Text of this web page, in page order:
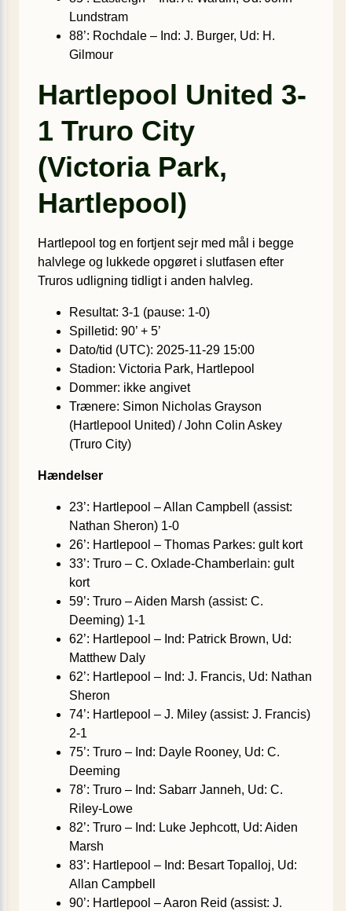
Lundstram
88’: Rochdale – Ind: J. Burger, Ud: H.
Gilmour
Hartlepool United 3-
1 Truro City
(Victoria Park,
Hartlepool)
Hartlepool tog en fortjent sejr med mål i begge
halvlege og lukkede opgøret i slutfasen efter
Truros udligning tidligt i anden halvleg.
Resultat: 3-1 (pause: 1-0)
Spilletid: 90’ + 5’
Dato/tid (UTC): 2025-11-29 15:00
Stadion: Victoria Park, Hartlepool
Dommer: ikke angivet
Trænere: Simon Nicholas Grayson
(Hartlepool United) / John Colin Askey
(Truro City)
Hændelser
23’: Hartlepool – Allan Campbell (assist:
Nathan Sheron) 1-0
26’: Hartlepool – Thomas Parkes: gult kort
33’: Truro – C. Oxlade-Chamberlain: gult
kort
59’: Truro – Aiden Marsh (assist: C.
Deeming) 1-1
62’: Hartlepool – Ind: Patrick Brown, Ud:
Matthew Daly
62’: Hartlepool – Ind: J. Francis, Ud: Nathan
Sheron
74’: Hartlepool – J. Miley (assist: J. Francis)
2-1
75’: Truro – Ind: Dayle Rooney, Ud: C.
Deeming
78’: Truro – Ind: Sabarr Janneh, Ud: C.
Riley-Lowe
82’: Truro – Ind: Luke Jephcott, Ud: Aiden
Marsh
83’: Hartlepool – Ind: Besart Topalloj, Ud:
Allan Campbell
90’: Hartlepool – Aaron Reid (assist: J.